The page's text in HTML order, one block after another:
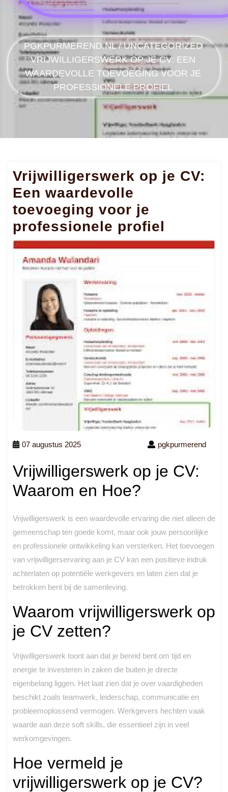
PGKPURMEREND.NL /UNCATEGORIZED
VRIJWILLIGERSWERK OP JE CV: EEN
WAARDEVOLLE TOEVOEGING VOOR JE
PROFESSIONELE PROFIEL
Vrijwilligerswerk op je CV:
Een waardevolle
toevoeging voor je
professionele profiel
07 augustus 2025 pgkpurmerend
Vrijwilligerswerk op je CV:
Waarom en Hoe?
Vrijwilligerswerk is een waardevolle ervaring die niet alleen de
gemeenschap ten goede komt, maar ook jouw persoonlijke
en professionele ontwikkeling kan versterken. Het toevoegen
van vrijwilligerservaring aan je CV kan een positieve indruk
achterlaten op potentiële werkgevers en laten zien dat je
betrokken bent bij de samenleving.
Waarom vrijwilligerswerk op
je CV zetten?
Vrijwilligerswerk toont aan dat je bereid bent om tijd en
energie te investeren in zaken die buiten je directe
eigenbelang liggen. Het laat zien dat je over vaardigheden
beschikt zoals teamwerk, leiderschap, communicatie en
probleemoplossend vermogen. Werkgevers hechten vaak
waarde aan deze soft skills, die essentieel zijn in veel
werkomgevingen.
Hoe vermeld je
vrijwilligerswerk op je CV?